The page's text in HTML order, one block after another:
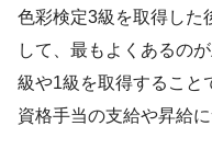
色彩検定3級を取得した
して、最もよくあるの
級や1級を取得すること
資格手当の支給や昇給